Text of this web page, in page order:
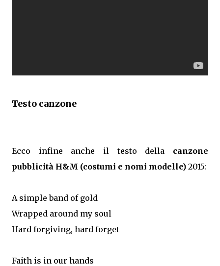
Testo canzone
Ecco infine anche il testo della canzone
pubblicità H&M (costumi e nomi modelle) 2015:
A simple band of gold
Wrapped around my soul
Hard forgiving, hard forget
Faith is in our hands